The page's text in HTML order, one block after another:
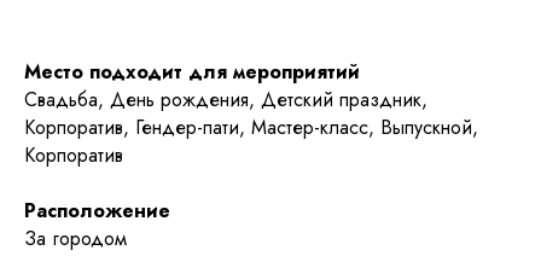
Место подходит для мероприятий
Свадьба, День рождения, Детский праздник,
Корпоратив, Гендер-пати, Мастер-класс, Выпускной,
Корпоратив
Расположение
За городом
МЕНЮ